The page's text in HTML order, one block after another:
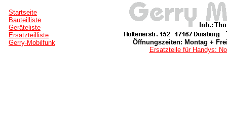
Startseite
Bauteilliste
Geräteliste
Ersatzteilliste
Gerry-Mobilfunk
Öffnungszeiten: Montag +
Ersatzteile für Handys: